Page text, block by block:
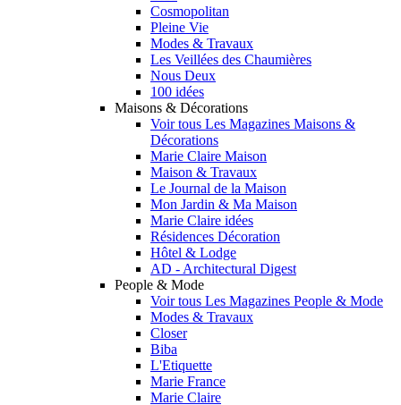
Cosmopolitan
Pleine Vie
Modes & Travaux
Les Veillées des Chaumières
Nous Deux
100 idées
Maisons & Décorations
Voir tous Les Magazines Maisons &
Décorations
Marie Claire Maison
Maison & Travaux
Le Journal de la Maison
Mon Jardin & Ma Maison
Marie Claire idées
Résidences Décoration
Hôtel & Lodge
AD - Architectural Digest
People & Mode
Voir tous Les Magazines People & Mode
Modes & Travaux
Closer
Biba
L'Etiquette
Marie France
Marie Claire